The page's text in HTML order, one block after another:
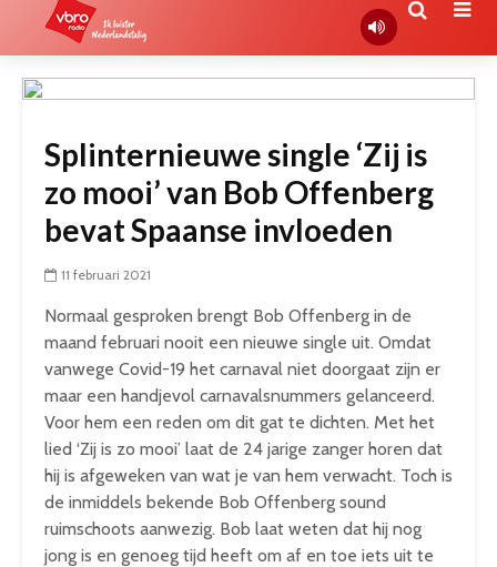
Splinternieuwe single ‘Zij is
zo mooi’ van Bob Offenberg
bevat Spaanse invloeden
11 februari 2021
Normaal gesproken brengt Bob Offenberg in de
maand februari nooit een nieuwe single uit. Omdat
vanwege Covid-19 het carnaval niet doorgaat zijn er
maar een handjevol carnavalsnummers gelanceerd.
Voor hem een reden om dit gat te dichten. Met het
lied ‘Zij is zo mooi’ laat de 24 jarige zanger horen dat
hij is afgeweken van wat je van hem verwacht. Toch is
de inmiddels bekende Bob Offenberg sound
ruimschoots aanwezig. Bob laat weten dat hij nog
jong is en genoeg tijd heeft om af en toe iets uit te